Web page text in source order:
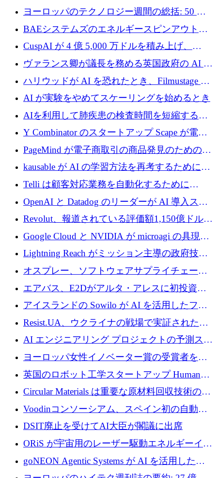
のために 300 万ユーロを調達
ヨーロッパのテクノロジー週間の総括: 50 以
上の取引に 10 億ユーロ以上を投資
BAEシステムズのエネルギースピンアウト原
子力タービンが1500万ポンドの資金調達でス
テルスから浮上
CuspAI が 4 億 5,000 万ドルを積み上げ、
Resist.UA が 5,000 万ユーロの基金を立ち上
げ、DSIT が廃止される
ヴァランス卿が議長を務める英国政府の AI タ
スクフォースが発足
ハリウッドが AI を恐れたとき、Filmustage は
代わりにプリプロダクションに賭けました
AI が実験をやめてスケーリングを始めるとき
AIを利用して肺疾患の検査時間を短縮する英
国のヘルステック挑戦者が1900万ドルを獲得
Y Combinator のスタートアップ Scape が電子
メールを再考するために 320 万ドルを調達し
てステルスから浮上
PageMind が電子商取引の商品発見のための
AI を拡張するために 120 万ユーロを調達
kausable が AI の学習方法を再考するために
1,200 万ユーロを調達
Telli は顧客対応業務を自動化するために
1,500 万ドルのシードを確保
OpenAI と Datadog のリーダーが AI 導入スタ
ートアップ Arrakis を支援
Revolut、報道されている評価額1,150億ドルで
の新たな二次株式売却を確認
Google Cloud と NVIDIA が microagi の具現化
された AI の野望を推進
Lightning Reach がミッション主導の政府技術
グループとしてポートフォリオを拡大し ETG
に買収
オスプレー、ソフトウェアサプライチェーン
攻撃を阻止するために265万ドルを確保
エアバス、E2Dがアルタ・アレスに初投資、
欧州防衛技術ファンドに5億ユーロを拠出
アイスランドの Sowilo が AI を活用したファ
ッション製品インテリジェンス プラットフォ
ームを拡大するためにプレシードを調達
Resist.UA、ウクライナの戦場で実証された防
衛技術を拡大するために5,000万ユーロの欧州
基金を立ち上げる
AI エンジニアリング プロジェクトの予測スタ
ートアップ Cascade が a16z アクセラレータか
らの支援を獲得
ヨーロッパ女性イノベーター賞の受賞者を紹
介します
英国のロボット工学スタートアップ Humanoid
がシリーズ A 1 億 5,200 万ドルで評価額 13 億
5,000 万ドルに到達
Circular Materials は重要な原材料回収技術の拡
張に 1,180 万ユーロを確保
Voodinコンソーシアム、スペイン初の自動木
製ブレード工場の建設にEU補助金4,800万ユ
ーロを確保
DSIT廃止を受けてAI大臣が閣議に出席
ORiS が宇宙用のレーザー駆動エネルギーイン
フラの構築に 500 万ユーロを調達
goNEON Agentic Systems が AI を活用したイ
ンフラ計画を加速するために 16 万ユーロを確